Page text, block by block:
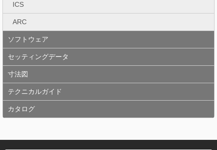
ICS
ARC
ソフトウェア
セッティングデータ
寸法図
テクニカルガイド
カタログ